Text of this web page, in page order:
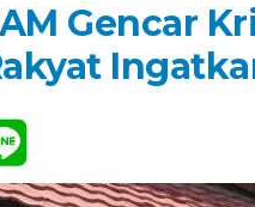
Gencar